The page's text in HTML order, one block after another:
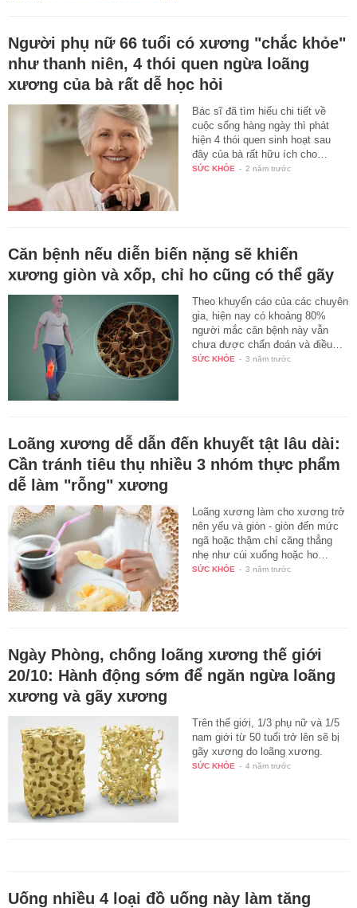
Người phụ nữ 66 tuổi có xương "chắc khỏe"
như thanh niên, 4 thói quen ngừa loãng
xương của bà rất dễ học hỏi
Bác sĩ đã tìm hiểu chi tiết về
cuộc sống hàng ngày thì phát
hiện 4 thói quen sinh hoạt sau
đây của bà rất hữu ích cho…
SỨC KHỎE - 2 năm trước
Căn bệnh nếu diễn biến nặng sẽ khiến
xương giòn và xốp, chỉ ho cũng có thể gãy
Theo khuyến cáo của các chuyên
gia, hiện nay có khoảng 80%
người mắc căn bệnh này vẫn
chưa được chẩn đoán và điều…
SỨC KHỎE - 3 năm trước
Loãng xương dễ dẫn đến khuyết tật lâu dài:
Cần tránh tiêu thụ nhiều 3 nhóm thực phẩm
dễ làm "rỗng" xương
Loãng xương làm cho xương trở
nên yếu và giòn - giòn đến mức
ngã hoặc thậm chí căng thẳng
nhẹ như cúi xuống hoặc ho…
SỨC KHỎE - 3 năm trước
Ngày Phòng, chống loãng xương thế giới
20/10: Hành động sớm để ngăn ngừa loãng
xương và gãy xương
Trên thế giới, 1/3 phụ nữ và 1/5
nam giới từ 50 tuổi trở lên sẽ bị
gãy xương do loãng xương.
SỨC KHỎE - 4 năm trước
Uống nhiều 4 loại đồ uống này làm tăng